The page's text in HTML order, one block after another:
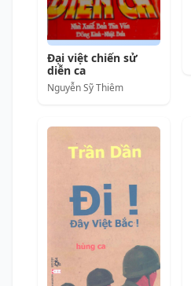
Đại việt chiến sử
diễn ca
Nguyễn Sỹ Thiêm